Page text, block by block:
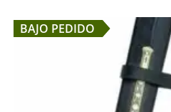
BAJO PEDIDO